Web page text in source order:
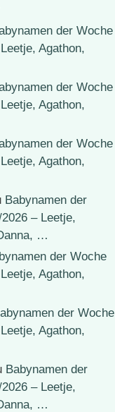
der Woche
Agathon,
der Woche
Agathon,
der Woche
Agathon,
Babynamen der
– Leetje,
…
der Woche
Agathon,
der Woche
Agathon,
Babynamen der
– Leetje,
…